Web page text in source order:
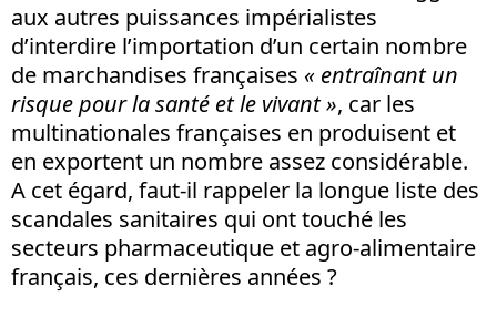
aux autres puissances impérialistes
d’interdire l’importation d’un certain nombre
de marchandises françaises « entraînant un
risque pour la santé et le vivant », car les
multinationales françaises en produisent et
en exportent un nombre assez considérable.
A cet égard, faut-il rappeler la longue liste des
scandales sanitaires qui ont touché les
secteurs pharmaceutique et agro-alimentaire
français, ces dernières années ?